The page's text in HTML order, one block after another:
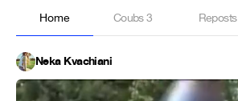
Home Coubs3 Reposts
Neka Kvachiani